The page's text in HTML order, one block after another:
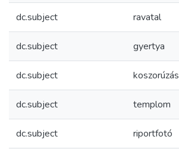
dc.subject ravatal
dc.subject gyertya
dc.subject koszorúzás
dc.subject templom
dc.subject riportfotó